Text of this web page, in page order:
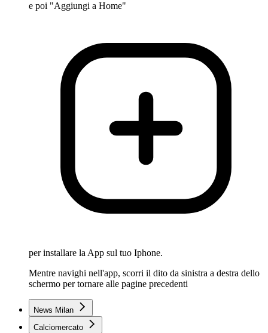
e poi "Aggiungi a Home"
per installare la App sul tuo Iphone.
Mentre navighi nell'app, scorri il dito da sinistra a destra dello
schermo per tornare alle pagine precedenti
News Milan
Calciomercato